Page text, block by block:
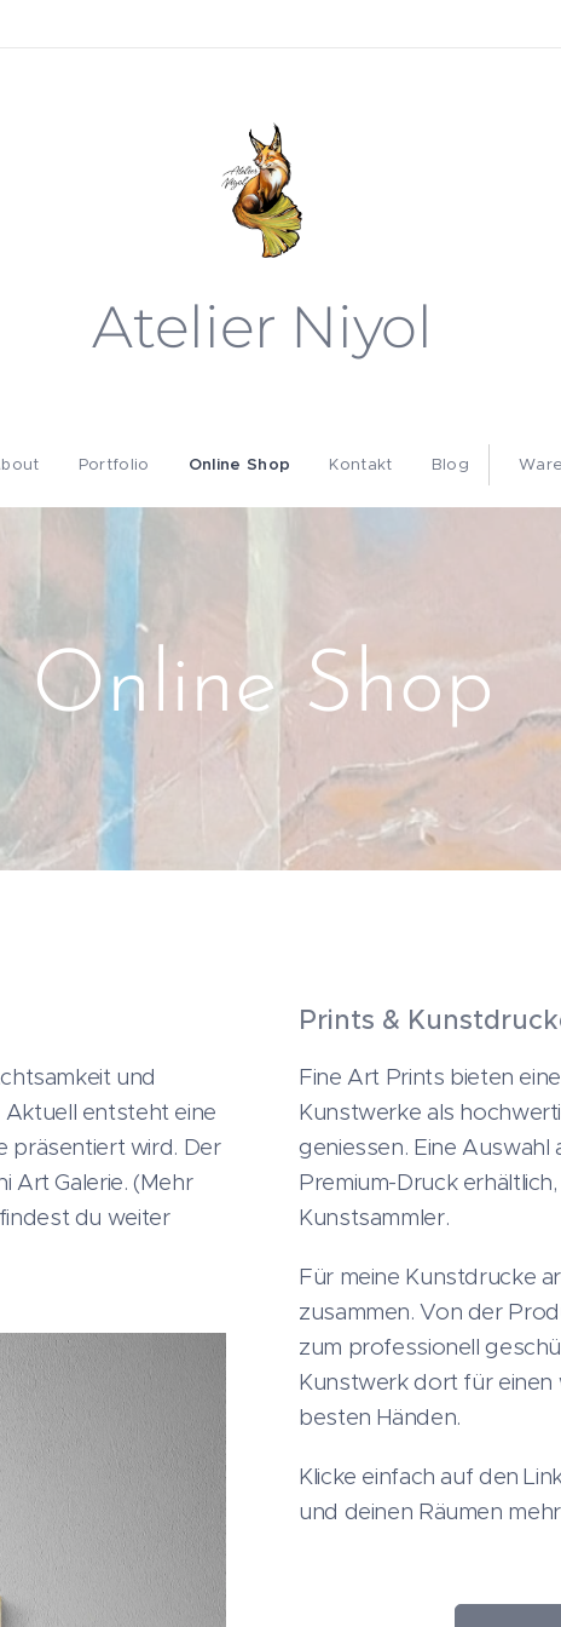
Atelier Niyol
Portfolio Online Shop Kontakt Blog
Online Shop
und
entsteht eine
präsentiert wird. Der
Art Galerie. (Mehr
du weiter
Prints &
Fine Art Prints bieten
Kunstwerke als
geniessen. Eine Auswahl
Premium-Druck
Kunstsammler.
Für meine Kunstdrucke
zusammen. Von der
zum professionell
Kunstwerk dort für
besten Händen.
Klicke einfach auf den
und deinen Räumen